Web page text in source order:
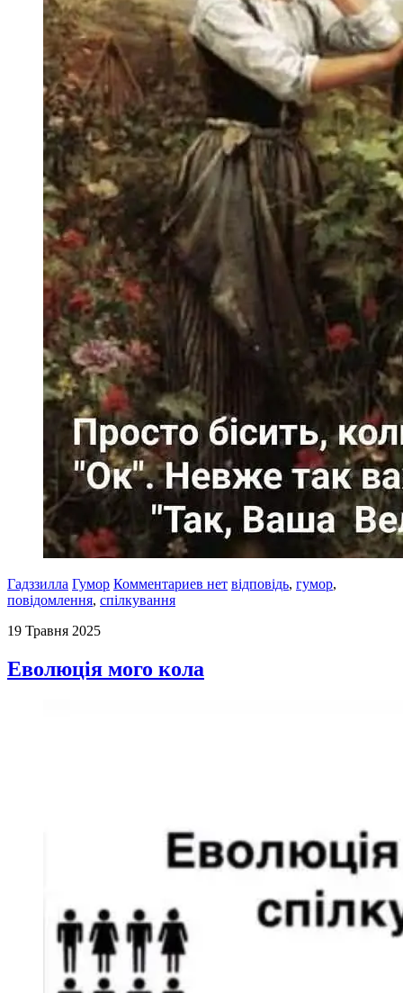
Гадззилла Гумор Комментариев нет відповідь, гумор,
повідомлення, спілкування
19 Травня 2025
Еволюція мого кола